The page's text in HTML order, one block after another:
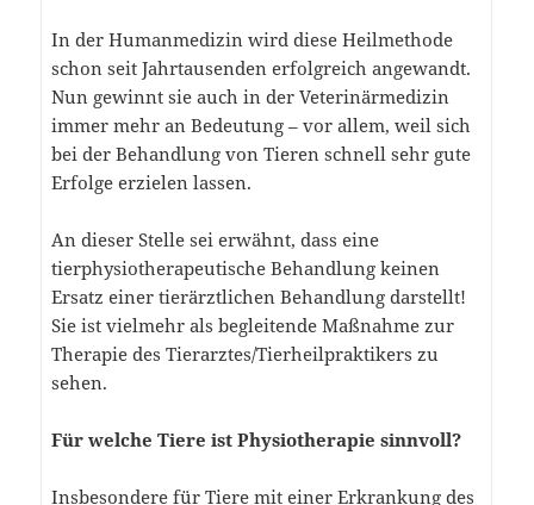
In der Humanmedizin wird diese Heilmethode
schon seit Jahrtausenden erfolgreich angewandt.
Nun gewinnt sie auch in der Veterinärmedizin
immer mehr an Bedeutung – vor allem, weil sich
bei der Behandlung von Tieren schnell sehr gute
Erfolge erzielen lassen.
An dieser Stelle sei erwähnt, dass eine
tierphysiotherapeutische Behandlung keinen
Ersatz einer tierärztlichen Behandlung darstellt!
Sie ist vielmehr als begleitende Maßnahme zur
Therapie des Tierarztes/Tierheilpraktikers zu
sehen.
Für welche Tiere ist Physiotherapie sinnvoll?
Insbesondere für Tiere mit einer Erkrankung des